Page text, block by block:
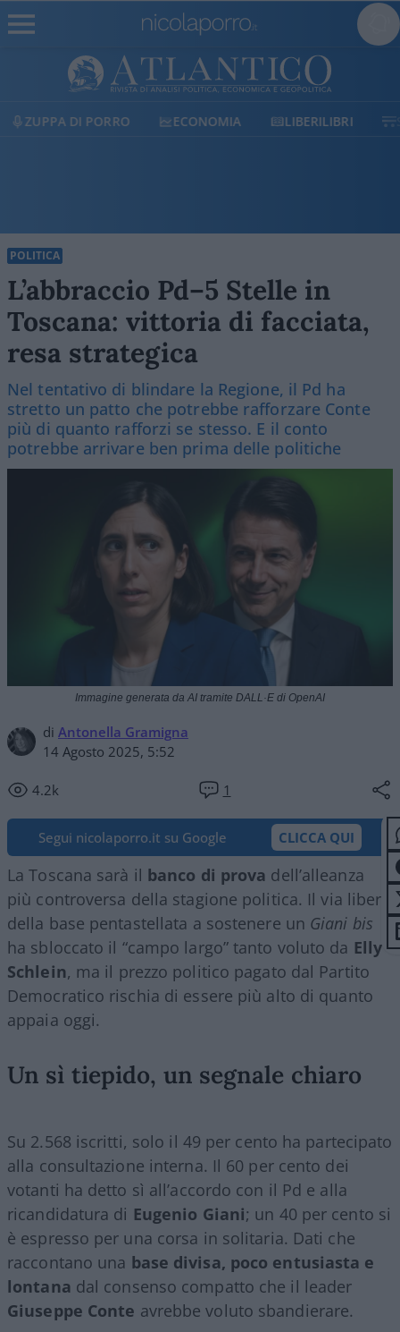
ECONOMIA LIBERILIBRI SHOP SOSTIENICI
POLITICA
L’abbraccio Pd–5 Stelle in
Toscana: vittoria di facciata,
resa strategica
Nel tentativo di blindare la Regione, il Pd ha
stretto un patto che potrebbe rafforzare Conte
più di quanto rafforzi se stesso. E il conto
potrebbe arrivare ben prima delle politiche
di Antonella Gramigna
14 Agosto 2025, 5:52
4.2k 1
Immagine generata da AI tramite DALL·E di OpenAI
Segui nicolaporro.it su Google CLICCA QUI
La Toscana sarà il banco di prova dell’alleanza
più controversa della stagione politica. Il via libera
della base pentastellata a sostenere un Giani bis
ha sbloccato il “campo largo” tanto voluto da Elly
Schlein, ma il prezzo politico pagato dal Partito
Democratico rischia di essere più alto di quanto
appaia oggi.
Un sì tiepido, un segnale chiaro
Su 2.568 iscritti, solo il 49 per cento ha partecipato
alla consultazione interna. Il 60 per cento dei
votanti ha detto sì all’accordo con il Pd e alla
ricandidatura di Eugenio Giani; un 40 per cento si
è espresso per una corsa in solitaria. Dati che
raccontano una base divisa, poco entusiasta e
lontana dal consenso compatto che il leader
Giuseppe Conte avrebbe voluto sbandierare.